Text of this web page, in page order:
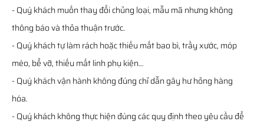
- Quý khách muốn thay đổi chủng loại, mẫu mã nhưng không
thông báo và thỏa thuận trước.
- Quý khách tự làm rách hoặc thiếu mất bao bì, trầy xước, móp
méo, bể vỡ, thiếu mất linh phụ kiện…
- Quý khách vận hành không đúng chỉ dẫn gây hư hỏng hàng
hóa.
- Quý khách không thực hiện đúng các quy định theo yêu cầu để